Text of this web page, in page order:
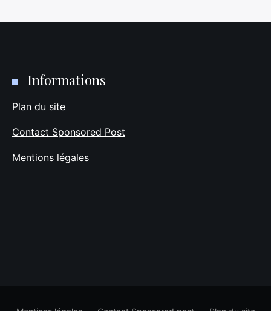
Informations
Plan du site
Contact Sponsored Post
Mentions légales